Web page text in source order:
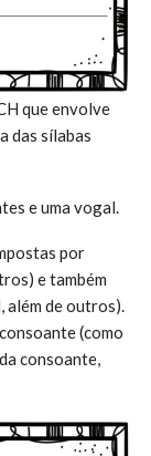
que envolve
das sílabas
e uma vogal.
por
e também
além de outros).
(como
consoante,